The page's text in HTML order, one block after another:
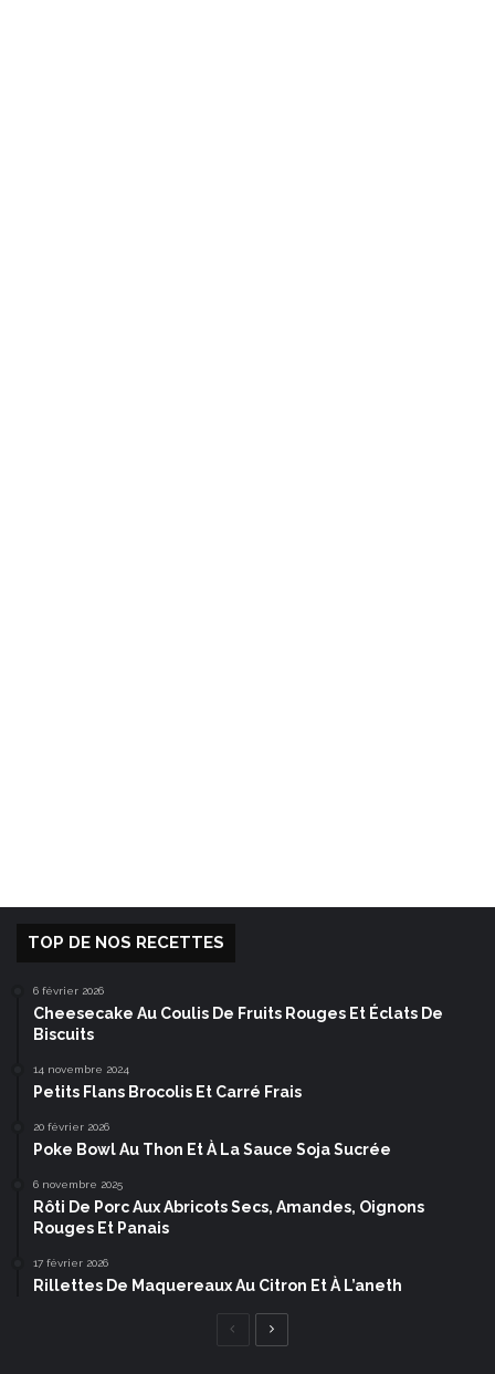
TOP DE NOS RECETTES
6 février 2026
Cheesecake Au Coulis De Fruits Rouges Et Éclats De
Biscuits
14 novembre 2024
Petits Flans Brocolis Et Carré Frais
20 février 2026
Poke Bowl Au Thon Et À La Sauce Soja Sucrée
6 novembre 2025
Rôti De Porc Aux Abricots Secs, Amandes, Oignons
Rouges Et Panais
17 février 2026
Rillettes De Maquereaux Au Citron Et À L’aneth
Page